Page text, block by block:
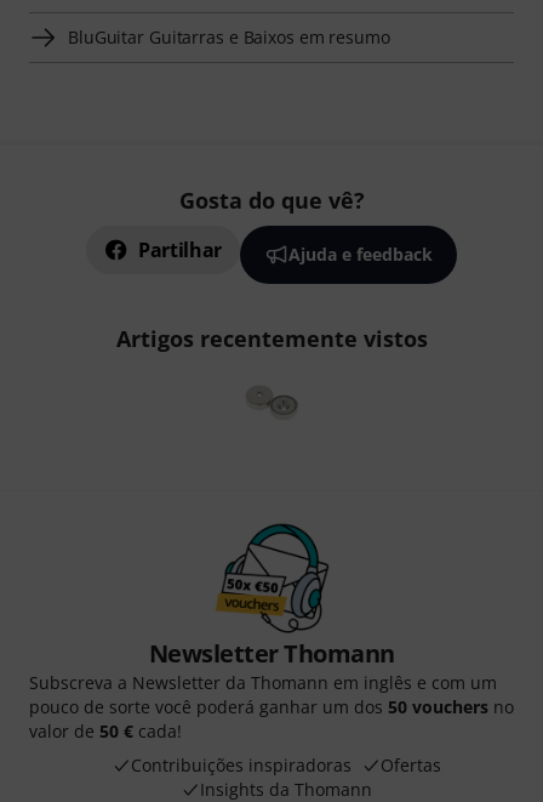
BluGuitar Guitarras e Baixos em resumo
Gosta do que vê?
Partilhar Ajuda e feedback
Artigos recentemente vistos
Newsletter Thomann
Subscreva a Newsletter da Thomann em inglês e com um
pouco de sorte você poderá ganhar um dos 50 vouchers no
valor de 50 € cada!
Contribuições inspiradoras
Ofertas
Insights da Thomann